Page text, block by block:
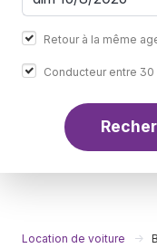
Retour à la même
Conducteur entre 30
Location de voiture